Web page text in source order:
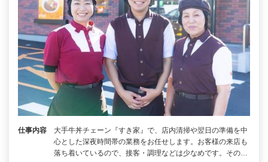
仕事内容
大手牛丼チェーン『すき家』で、店内清掃や翌日の準備を中
心とした深夜時間帯の業務をお任せします。お客様の来店も
落ち着いているので、接客・調理などは少なめです。その…